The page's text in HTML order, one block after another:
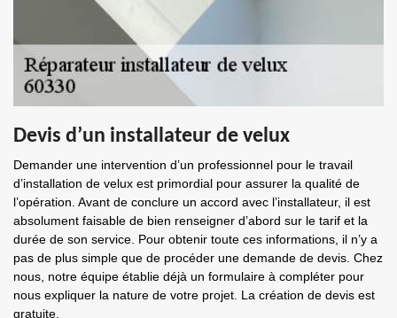
Devis d’un installateur de velux
Demander une intervention d’un professionnel pour le travail
d’installation de velux est primordial pour assurer la qualité de
l’opération. Avant de conclure un accord avec l’installateur, il est
absolument faisable de bien renseigner d’abord sur le tarif et la
durée de son service. Pour obtenir toute ces informations, il n’y a
pas de plus simple que de procéder une demande de devis. Chez
nous, notre équipe établie déjà un formulaire à compléter pour
nous expliquer la nature de votre projet. La création de devis est
gratuite.